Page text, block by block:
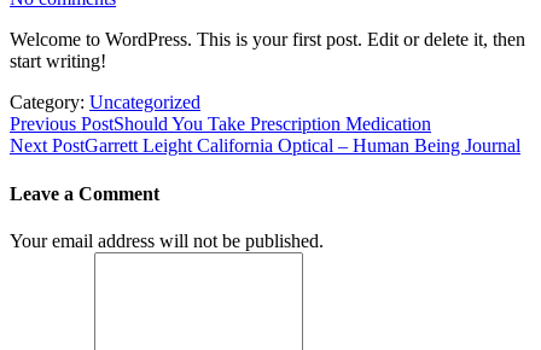
Welcome to WordPress. This is your first post. Edit or delete it, then
start writing!
Category: Uncategorized
Post
navigation
Previous PostShould You Take Prescription Medication
Next PostGarrett Leight California Optical – Human Being Journal
Leave a Comment
Your email address will not be published.